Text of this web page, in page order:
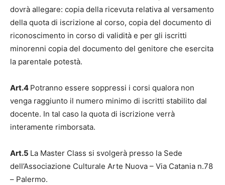
dovrà allegare: copia della ricevuta relativa al versamento
della quota di iscrizione al corso, copia del documento di
riconoscimento in corso di validità e per gli iscritti
minorenni copia del documento del genitore che esercita
la parentale potestà.
Art.4 Potranno essere soppressi i corsi qualora non
venga raggiunto il numero minimo di iscritti stabilito dal
docente. In tal caso la quota di iscrizione verrà
interamente rimborsata.
Art.5 La Master Class si svolgerà presso la Sede
dell’Associazione Culturale Arte Nuova – Via Catania n.78
– Palermo.